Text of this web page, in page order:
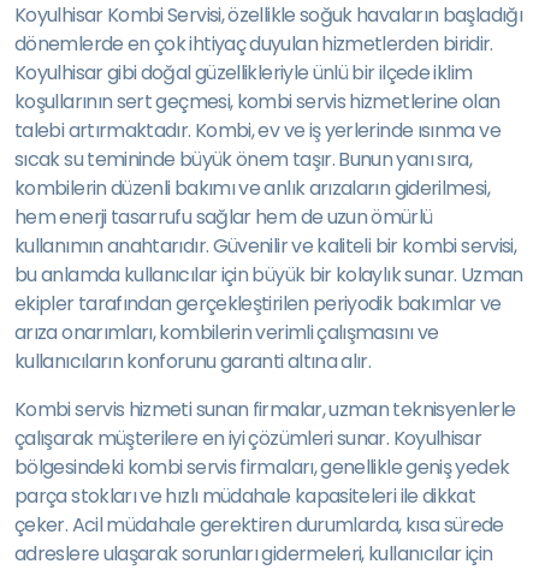
Koyulhisar Kombi Servisi, özellikle soğuk havaların başladığı
dönemlerde en çok ihtiyaç duyulan hizmetlerden biridir.
Koyulhisar gibi doğal güzellikleriyle ünlü bir ilçede iklim
koşullarının sert geçmesi, kombi servis hizmetlerine olan
talebi artırmaktadır. Kombi, ev ve iş yerlerinde ısınma ve
sıcak su temininde büyük önem taşır. Bunun yanı sıra,
kombilerin düzenli bakımı ve anlık arızaların giderilmesi,
hem enerji tasarrufu sağlar hem de uzun ömürlü
kullanımın anahtarıdır. Güvenilir ve kaliteli bir kombi servisi,
bu anlamda kullanıcılar için büyük bir kolaylık sunar. Uzman
ekipler tarafından gerçekleştirilen periyodik bakımlar ve
arıza onarımları, kombilerin verimli çalışmasını ve
kullanıcıların konforunu garanti altına alır.
Kombi servis hizmeti sunan firmalar, uzman teknisyenlerle
çalışarak müşterilere en iyi çözümleri sunar. Koyulhisar
bölgesindeki kombi servis firmaları, genellikle geniş yedek
parça stokları ve hızlı müdahale kapasiteleri ile dikkat
çeker. Acil müdahale gerektiren durumlarda, kısa sürede
adreslere ulaşarak sorunları gidermeleri, kullanıcılar için